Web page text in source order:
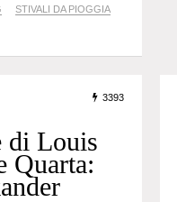
STIVALI DA PIOGGIA
3393
di Louis
Quarta: